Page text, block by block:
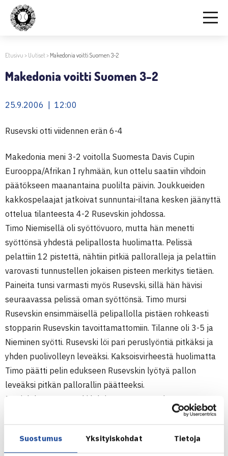
Suostumus Yksityiskohdat Tietoja
Etusivu > Uutiset> Makedonia voitti Suomen 3-2
Makedonia voitti Suomen 3-2
25.9.2006 | 12:00
Rusevski otti viidennen erän 6-4
Makedonia meni 3-2 voitolla Suomesta Davis Cupin
Eurooppa/Afrikan I ryhmään, kun ottelu saatiin vihdoin
päätökseen maanantaina puolilta päivin. Joukkueiden
kakkospelaajat jatkoivat sunnuntai-iltana kesken jäänyttä
ottelua tilanteesta 4-2 Rusevskin johdossa.
Timo Niemisellä oli syöttövuoro, mutta hän menetti
syöttönsä yhdestä pelipallosta huolimatta. Pelissä
pelattiin 12 pistettä, nähtiin pitkiä palloralleja ja pelattiin
varovasti tunnustellen jokaisen pisteen merkitys tietäen.
Paineita tunsi varmasti myös Rusevski, sillä hän hävisi
seuraavassa pelissä oman syöttönsä. Timo mursi
Rusevskin ensimmäisellä pelipallolla pistäen rohkeasti
stopparin Rusevskin tavoittamattomiin. Tilanne oli 3-5 ja
Nieminen syötti. Rusevski löi pari peruslyöntiä pitkäksi ja
yhden puolivolleyn leveäksi. Kaksoisvirheestä huolimatta
Timo päätti pelin edukseen Rusevskin lyötyä pallon
leveäksi pitkän pallorallin päätteeksi.
5-4 johdossa Rusevski lähti syöttämään voittoa
Makedonialle. Kaksi ensimmäistä syötönpalautusta Timo
löi verkkoon, mutta kolmannen pisteen Rusevski pelasi
kämmeneltä pitkäksi. Neljännessä pisteessä Timon